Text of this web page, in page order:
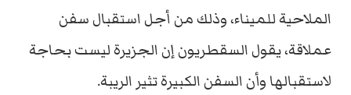
الملاحية للميناء، وذلك من أجل استقبال سفن
عملاقة، يقول السقطريون إن الجزيرة ليست بحاجة
لاستقبالها وأن السفن الكبيرة تثير الريبة.